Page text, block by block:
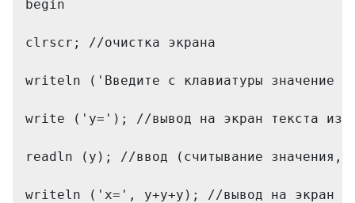
begin
clrscr; //очистка экрана
writeln ('Введите с клавиатуры значение
write ('y='); //вывод на экран текста из
readln (y); //ввод (считывание значения,
writeln ('x=', y+y+y); //вывод на экран